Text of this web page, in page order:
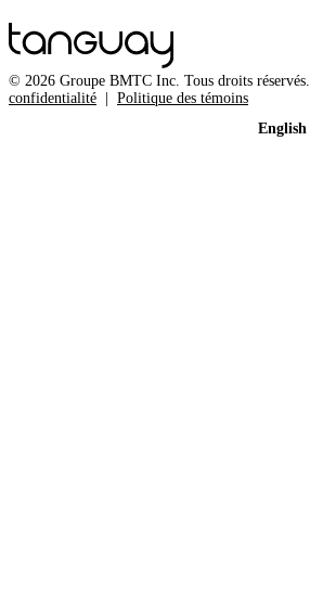
© 2026 Groupe BMTC Inc. Tous droits réservés.
confidentialité
Politique des témoins
English